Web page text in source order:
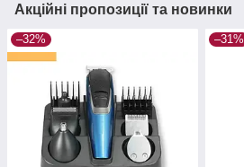
Акційні пропозиції та новинки
–32% –31%